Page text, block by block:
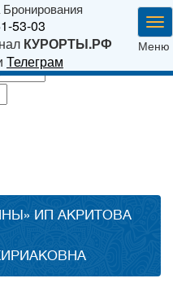
53-03
КУРОРТЫ.РФ
Телеграм
Меню
ИП АКРИТОВА